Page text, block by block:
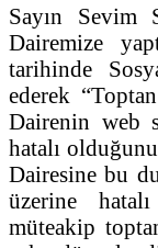
Sayın Sevim
Dairemize
tarihinde
ederek
Dairenin web
hatalı
Dairesine bu
üzerine
müteakip